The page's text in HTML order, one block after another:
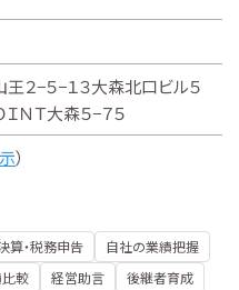
２−５−１３大森北口ビル５
ＮＴ大森５−７５
）
算・税務申告
自社の業績把握
較 経営助言
後継者育成